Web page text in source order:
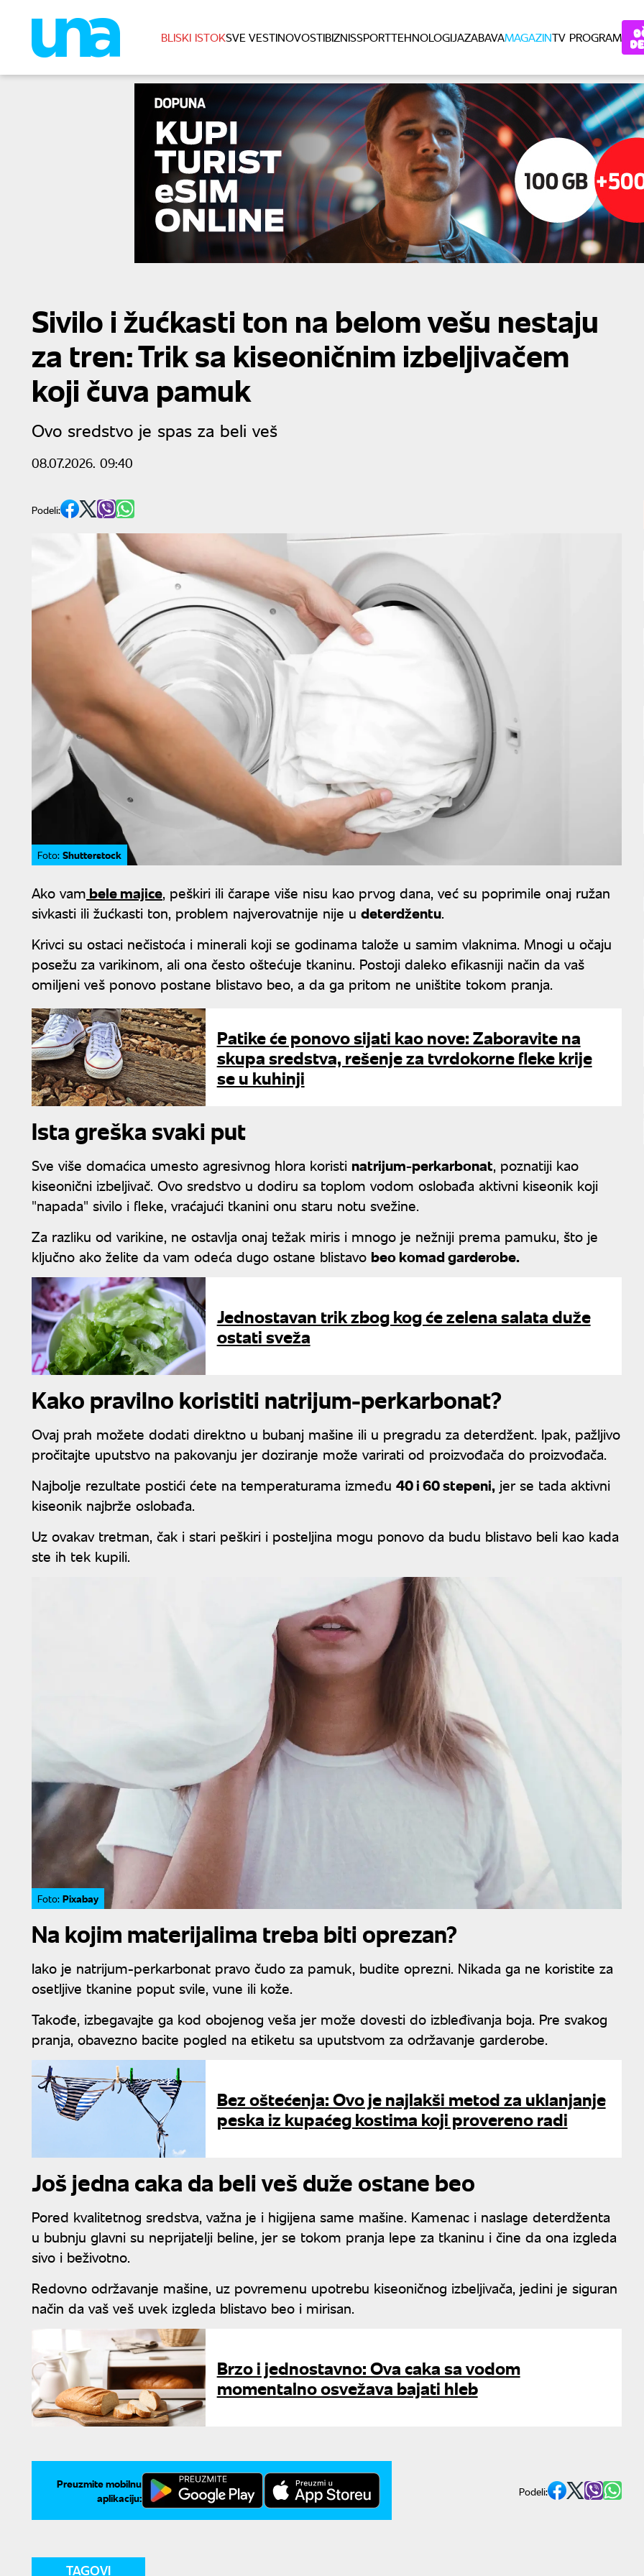
BLISKI ISTOKSVE VESTINOVOSTIBIZNISSPORTTEHNOLOGIJAZABAVAMAGAZINTV PROGRAM
Sivilo i žućkasti ton na belom vešu nestaju
za tren: Trik sa kiseoničnim izbeljivačem
koji čuva pamuk
Ovo sredstvo je spas za beli veš
08.07.2026. 09:40
Podeli:
Foto: Shutterstock
Ako vam bele majice, peškiri ili čarape više nisu kao prvog dana, već su poprimile onaj ružan
sivkasti ili žućkasti ton, problem najverovatnije nije u deterdžentu.
Krivci su ostaci nečistoća i minerali koji se godinama talože u samim vlaknima. Mnogi u očaju
posežu za varikinom, ali ona često oštećuje tkaninu. Postoji daleko efikasniji način da vaš
omiljeni veš ponovo postane blistavo beo, a da ga pritom ne uništite tokom pranja.
Patike će ponovo sijati kao nove: Zaboravite na
skupa sredstva, rešenje za tvrdokorne fleke krije
se u kuhinji
Ista greška svaki put
Sve više domaćica umesto agresivnog hlora koristi natrijum-perkarbonat, poznatiji kao
kiseonični izbeljivač. Ovo sredstvo u dodiru sa toplom vodom oslobađa aktivni kiseonik koji
"napada" sivilo i fleke, vraćajući tkanini onu staru notu svežine.
Za razliku od varikine, ne ostavlja onaj težak miris i mnogo je nežniji prema pamuku, što je
ključno ako želite da vam odeća dugo ostane blistavo beo komad garderobe.
Jednostavan trik zbog kog će zelena salata duže
ostati sveža
Kako pravilno koristiti natrijum-perkarbonat?
Ovaj prah možete dodati direktno u bubanj mašine ili u pregradu za deterdžent. Ipak, pažljivo
pročitajte uputstvo na pakovanju jer doziranje može varirati od proizvođača do proizvođača.
Najbolje rezultate postići ćete na temperaturama između 40 i 60 stepeni, jer se tada aktivni
kiseonik najbrže oslobađa.
Uz ovakav tretman, čak i stari peškiri i posteljina mogu ponovo da budu blistavo beli kao kada
ste ih tek kupili.
Foto: Pixabay
Na kojim materijalima treba biti oprezan?
Iako je natrijum-perkarbonat pravo čudo za pamuk, budite oprezni. Nikada ga ne koristite za
osetljive tkanine poput svile, vune ili kože.
Takođe, izbegavajte ga kod obojenog veša jer može dovesti do izbleđivanja boja. Pre svakog
pranja, obavezno bacite pogled na etiketu sa uputstvom za održavanje garderobe.
Bez oštećenja: Ovo je najlakši metod za uklanjanje
peska iz kupaćeg kostima koji provereno radi
Još jedna caka da beli veš duže ostane beo
Pored kvalitetnog sredstva, važna je i higijena same mašine. Kamenac i naslage deterdženta
u bubnju glavni su neprijatelji beline, jer se tokom pranja lepe za tkaninu i čine da ona izgleda
sivo i beživotno.
Redovno održavanje mašine, uz povremenu upotrebu kiseoničnog izbeljivača, jedini je siguran
način da vaš veš uvek izgleda blistavo beo i mirisan.
Brzo i jednostavno: Ova caka sa vodom
momentalno osvežava bajati hleb
Preuzmite mobilnu
aplikaciju:
Podeli:
TAGOVI